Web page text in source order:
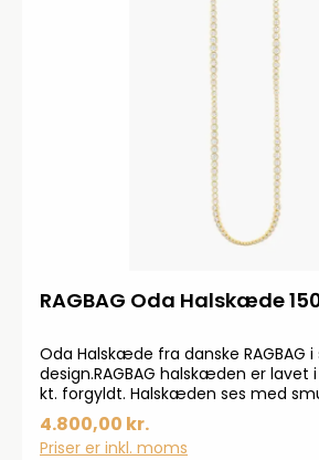
RAGBAG Oda Halskæde
Oda Halskæde fra danske RAGBAG
design.RAGBAG halskæden er lavet
kt. forgyldt. Halskæden ses med
Halskæden fås i to størrelser: 41 cm
4.800,00 kr.
Priser er inkl. moms